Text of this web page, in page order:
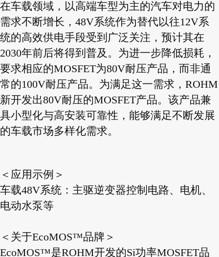
在车载领域，以高端车型为主的汽车对电力的
需求不断增长，48V系统作为替代以往12V系
统的高效供电手段受到广泛关注，预计其在
2030年前后将得到普及。为进一步降低损耗，
要求相应的MOSFET为80V耐压产品，而非通
常的100V耐压产品。为满足这一需求，ROHM
新开发出80V耐压的MOSFET产品。该产品兼
具小型化与高安装可靠性，能够满足不断发展
的车载市场多样化需求。
＜应用示例＞
车载48V系统：主驱逆变器控制电路、电机、
电动水泵等
＜关于EcoMOS™品牌＞
EcoMOS™是ROHM开发的Si功率MOSFET品